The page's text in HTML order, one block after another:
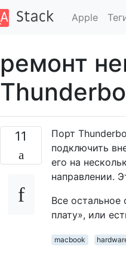
Apple
ремонт
11
Порт
подключить
его на
направлении.
Все
плату», или
macbook